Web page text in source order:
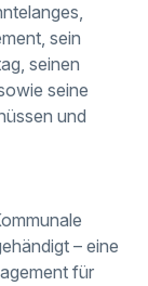
sein
seinen
seine
und
– eine
für